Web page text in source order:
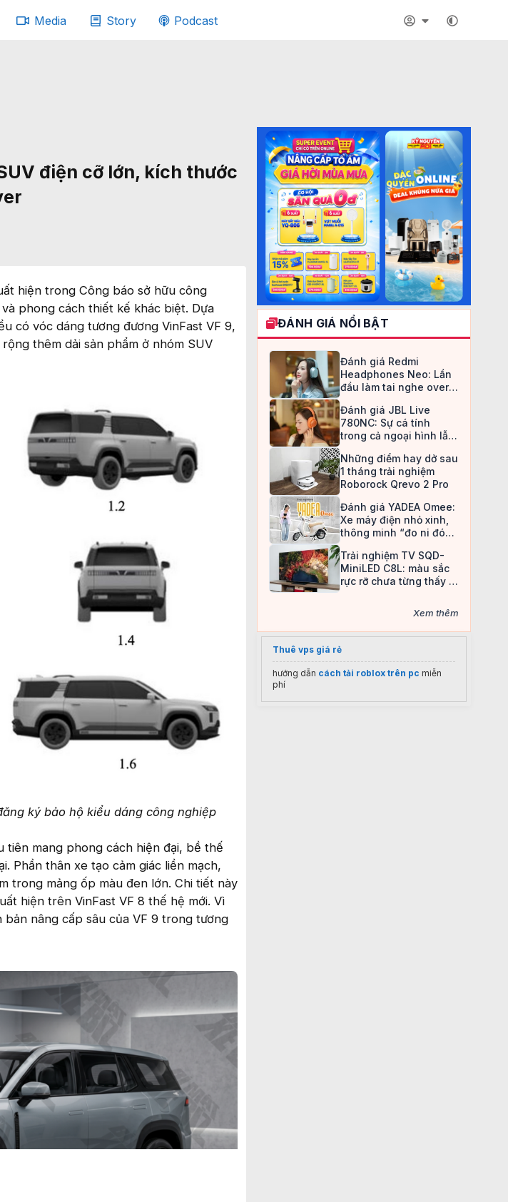
Media Story Podcast
điện cỡ lớn, kích thước
hiện trong Công báo sở hữu công
phong cách thiết kế khác biệt. Dựa
có vóc dáng tương đương VinFast VF 9,
thêm dải sản phẩm ở nhóm SUV
ký bảo hộ kiểu dáng công nghiệp
tiên mang phong cách hiện đại, bề thế
Phần thân xe tạo cảm giác liền mạch,
trong mảng ốp màu đen lớn. Chi tiết này
hiện trên VinFast VF 8 thế hệ mới. Vì
nâng cấp sâu của VF 9 trong tương
ĐÁNH GIÁ NỔI BẬT
Đánh giá Redmi
Headphones Neo: Lần
đầu làm tai nghe over-
an toàn
Đánh giá JBL Live
780NC: Sự cá tính
trong cả ngoại hình lẫn
Những điểm hay dở sau
1 tháng trải nghiệm
Roborock Qrevo 2 Pro
Đánh giá YADEA Omee:
Xe máy điện nhỏ xinh,
thông minh “đo ni đóng
Trải nghiệm TV SQD-
MiniLED C8L: màu sắc
rực rỡ chưa từng thấy ở
Xem thêm
Thuê vps giá rẻ
hướng dẫn cách tải roblox trên pc miễn
phí